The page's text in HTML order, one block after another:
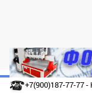
+7(900)187-77-77